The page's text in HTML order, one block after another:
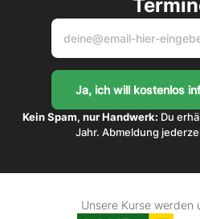
Kein Spam, nur Handwerk: Du
Jahr. Abmeldung
Unsere Kurse werden